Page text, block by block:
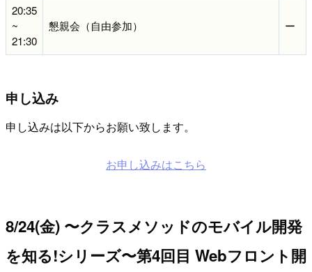
20:35
~
21:30
懇親会（自由参加） ー
申し込み
申し込みは以下からお願い致します。
お申し込みはこちら
8/24(金) 〜クラスメソッドのモバイル開発
を知る!シリーズ〜第4回目 Webフロント開